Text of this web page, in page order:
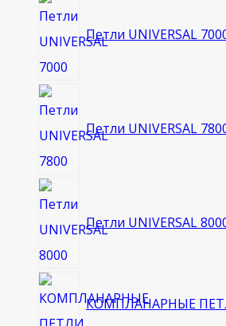
Петли UNIVERSAL
Петли UNIVERSAL
Петли UNIVERSAL
КОМПЛАНАРНЫЕ